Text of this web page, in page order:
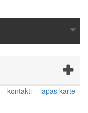
kontakti lapas karte